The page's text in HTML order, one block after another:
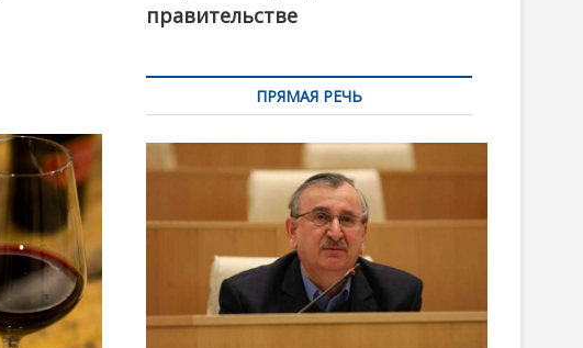
правительстве
ПРЯМАЯ РЕЧЬ